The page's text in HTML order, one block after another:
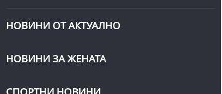
НОВИНИ ОТ АКТУАЛНО
НОВИНИ ЗА ЖЕНАТА